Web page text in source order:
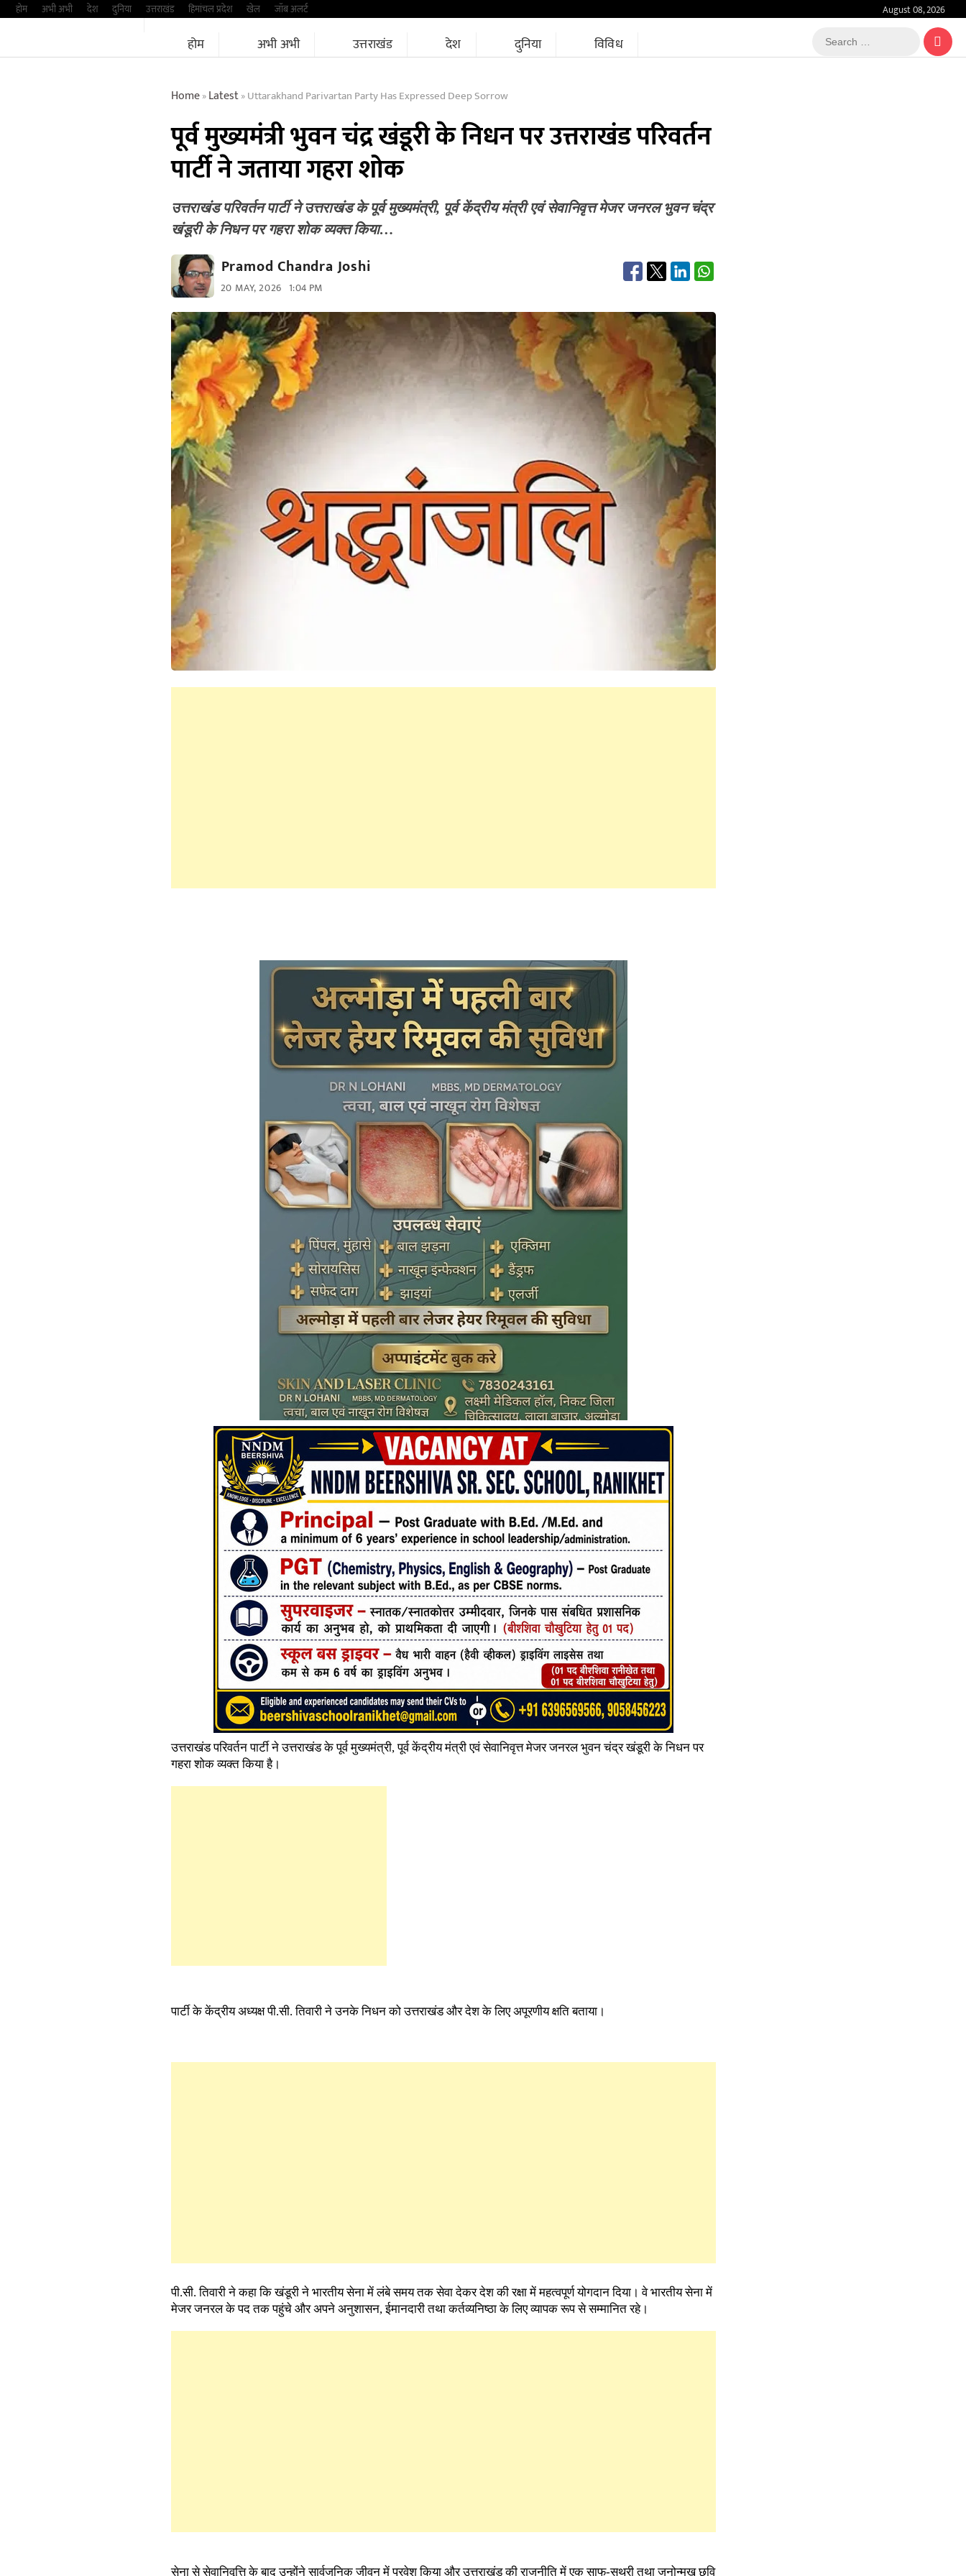
Skipहोम अभी अभी देश दुनिया उत्तराखंड हिमांचल प्रदेश खेल जॉब अलर्ट August 08, 2026
होम अभी अभी उत्तराखंड देश दुनिया विविध
Search
…
Home»Latest»Uttarakhand Parivartan Party Has Expressed Deep Sorrow
पूर्व मुख्यमंत्री भुवन चंद्र खंडूरी के निधन पर उत्तराखंड परिवर्तन
पार्टी ने जताया गहरा शोक
उत्तराखंड परिवर्तन पार्टी ने उत्तराखंड के पूर्व मुख्यमंत्री, पूर्व केंद्रीय मंत्री एवं सेवानिवृत्त मेजर जनरल भुवन चंद्र
खंडूरी के निधन पर गहरा शोक व्यक्त किया…
Pramod Chandra Joshi
20 MAY, 2026 1:04 PM
उत्तराखंड परिवर्तन पार्टी ने उत्तराखंड के पूर्व मुख्यमंत्री, पूर्व केंद्रीय मंत्री एवं सेवानिवृत्त मेजर जनरल भुवन चंद्र खंडूरी के निधन पर
गहरा शोक व्यक्त किया है।
पार्टी के केंद्रीय अध्यक्ष पी.सी. तिवारी ने उनके निधन को उत्तराखंड और देश के लिए अपूरणीय क्षति बताया।
पी.सी. तिवारी ने कहा कि खंडूरी ने भारतीय सेना में लंबे समय तक सेवा देकर देश की रक्षा में महत्वपूर्ण योगदान दिया। वे भारतीय सेना में
मेजर जनरल के पद तक पहुंचे और अपने अनुशासन, ईमानदारी तथा कर्तव्यनिष्ठा के लिए व्यापक रूप से सम्मानित रहे।
सेना से सेवानिवृत्ति के बाद उन्होंने सार्वजनिक जीवन में प्रवेश किया और उत्तराखंड की राजनीति में एक साफ-सुथरी तथा जनोन्मुख छवि